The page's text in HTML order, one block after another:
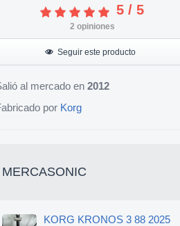
5 / 5
2 opiniones
Seguir este producto
al mercado en 2012
por Korg
MERCASONIC
KORG KRONOS 3 88 2025